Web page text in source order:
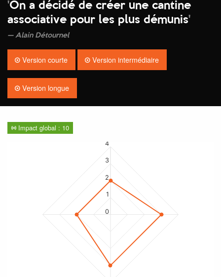
'On a décidé de créer une cantine
associative pour les plus démunis'
Alain Détournel
Version courte Version intermédiaire
Version longue
Impact global : 10
0
1
2
3
4